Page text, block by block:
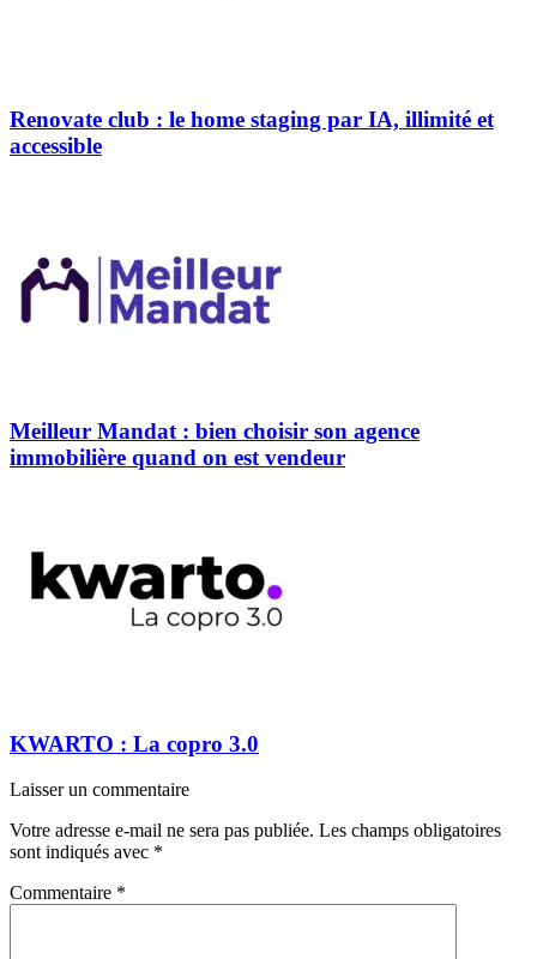
Renovate club : le home staging par IA, illimité et
accessible
Meilleur Mandat : bien choisir son agence
immobilière quand on est vendeur
KWARTO : La copro 3.0
Laisser un commentaire
Votre adresse e-mail ne sera pas publiée. Les champs obligatoires
sont indiqués avec *
Commentaire *